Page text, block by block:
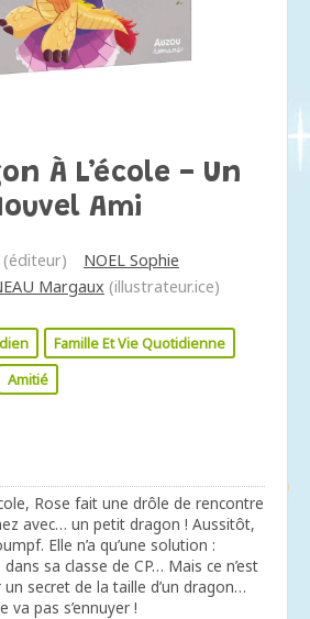
À L’école - Un
Ami
(éditeur)
NOEL Sophie
Margaux (illustrateur.ice)
Famille Et Vie Quotidienne
Amitié
Rose fait une drôle de rencontre
avec… un petit dragon ! Aussitôt,
Elle n’a qu’une solution :
sa classe de CP… Mais ce n’est
secret de la taille d’un dragon…
va pas s’ennuyer !